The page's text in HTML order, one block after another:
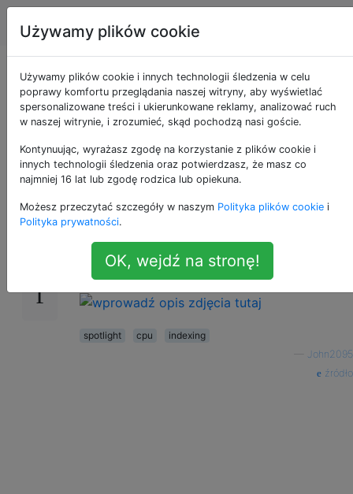
Apple Tagi
Co to jest hiutil i
dlaczego wysysa mój
procesor?
7
Co to jest hiutil?
Jak długo to potrwa?
Kiedy to się powtórzy?
spotlight cpu
indexing
John2095
źródło
Używamy plików cookie
Używamy plików cookie i innych technologii śledzenia w celu
poprawy komfortu przeglądania naszej witryny, aby wyświetlać
spersonalizowane treści i ukierunkowane reklamy, analizować ruch
w naszej witrynie, i zrozumieć, skąd pochodzą nasi goście.
Kontynuując, wyrażasz zgodę na korzystanie z plików cookie i
innych technologii śledzenia oraz potwierdzasz, że masz co
najmniej 16 lat lub zgodę rodzica lub opiekuna.
Możesz przeczytać szczegóły w naszym Polityka plików cookie i
Polityka prywatności.
OK, wejdź na stronę!